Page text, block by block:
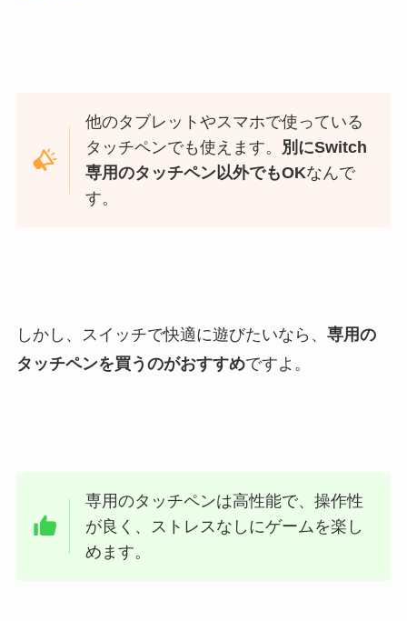
他のタブレットやスマホで使っている
タッチペンでも使えます。 別にSwitch
専用のタッチペン以外でもOKなんで
す。
しかし、スイッチで快適に遊びたいなら、 専用の
タッチペンを買うのがおすすめですよ。
専用のタッチペンは高性能で、操作性
が良く、ストレスなしにゲームを楽し
めます。